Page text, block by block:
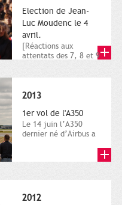
Election de Jean-
Luc Moudenc le 4
avril.
[Réactions aux
attentats des 7, 8 et 9
2013
1er vol de l'A350
Le 14 juin l’A350
dernier né d’Airbus a
2012